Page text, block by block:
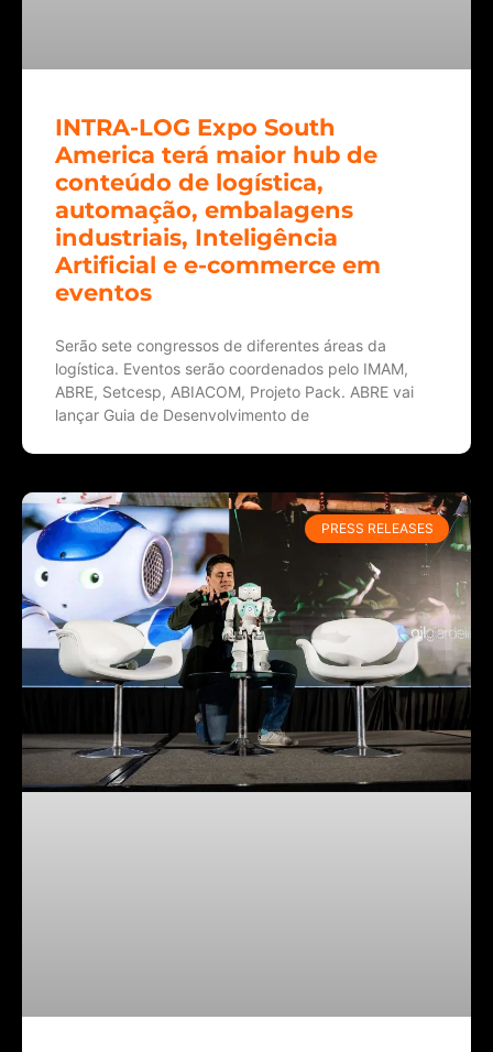
INTRA-LOG Expo South
America terá maior hub de
conteúdo de logística,
automação, embalagens
industriais, Inteligência
Artificial e e-commerce em
eventos
Serão sete congressos de diferentes áreas da
logística. Eventos serão coordenados pelo IMAM,
ABRE, Setcesp, ABIACOM, Projeto Pack. ABRE vai
lançar Guia de Desenvolvimento de
PRESS RELEASES